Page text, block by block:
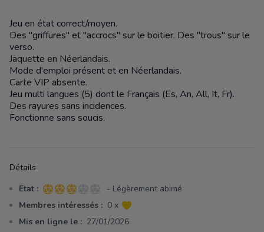
Description
Jeu en état correct/moyen.
Des "griffures" et "accrocs" sur le boitier. Des "trous" sur le
verso.
Jaquette en Néerlandais.
Mode d'emploi présent et en Néerlandais.
Carte VIP absente.
Jeu multi langues (5) dont le Français (Es, An, All, It, Fr).
Des rayures sans incidences.
Fonctionne sans soucis.
Détails
Etat : 3 sur 5 étoiles
- Légèrement abimé
Membres intéressés : 0 x
Mis en ligne le : 27/01/2026